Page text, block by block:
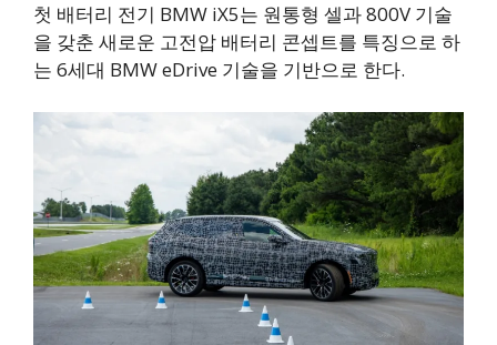
첫 배터리 전기 BMW iX5는 원통형 셀과 800V 기술
을 갖춘 새로운 고전압 배터리 콘셉트를 특징으로 하
는 6세대 BMW eDrive 기술을 기반으로 한다.